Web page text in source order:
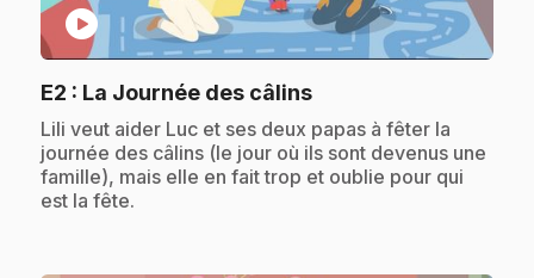
play_circle
E2 : La Journée des câlins.
.Lili veut aider Luc et ses deux papas à fêter la
journée des câlins (le jour où ils sont devenus une
famille), mais elle en fait trop et oublie pour qui
est la fête.